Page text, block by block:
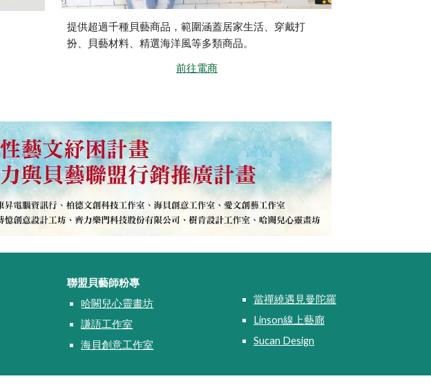
提供超過千種貝藝商品，範圍涵蓋居家生活、穿戴打
扮、貝藝材料、精選海洋風等多類商品。
前往電商
聯盟貝藝師粉專
哈闕兒心靈畫坊
謙語工作室
海貝創意工作室
當禪繞遇見曼陀羅
Linson線上藝廊
Sucan Design